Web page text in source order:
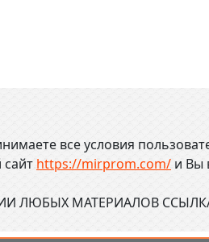
все условия
сайт https://mirprom.com/ и Вы
ЛЮБЫХ МАТЕРИАЛОВ